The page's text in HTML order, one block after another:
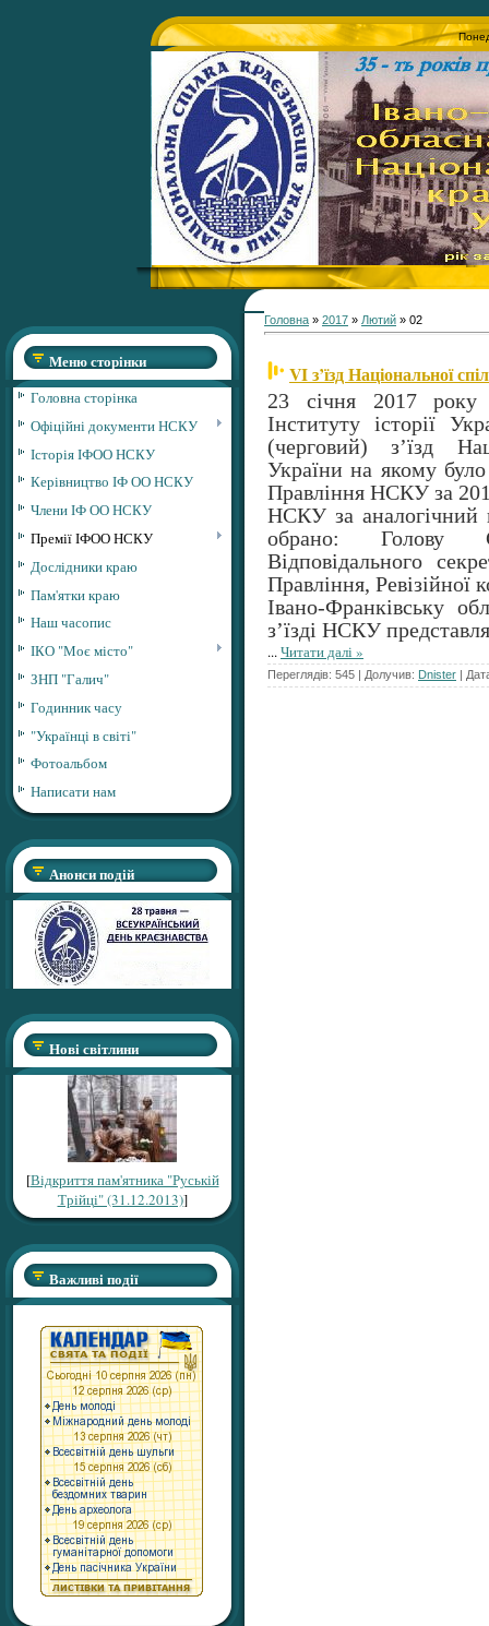
Меню сторінки
Головна сторінка
Офіційні документи НСКУ
Історія ІФОО НСКУ
Керівництво ІФ ОО НСКУ
Члени ІФ ОО НСКУ
Премії ІФОО НСКУ
Дослідники краю
Пам'ятки краю
Наш часопис
ІКО "Моє місто"
ЗНП "Галич"
Годинник часу
"Українці в світі"
Фотоальбом
Написати нам
Анонси подій
Нові світлини
[Відкриття пам'ятника "Руській
Трійці" (31.12.2013)]
Важливі події
Головна » 2017 » Лютий » 02
VI з’їзд Національної
23 січня 2017 року
Інституту історії
(черговий) з’їзд
України на якому
Правління НСКУ за
НСКУ за аналогічний
обрано: Голову
Відповідального
Правління, Ревізійної
Івано-Франківську
з’їзді НСКУ
...Читати далі »
Переглядів: 545 | Долучив: Dnister |